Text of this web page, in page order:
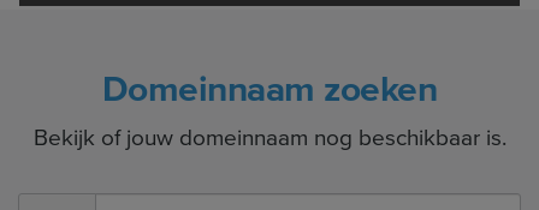
Domeinnaam zoeken
Bekijk of jouw domeinnaam nog beschikbaar is.